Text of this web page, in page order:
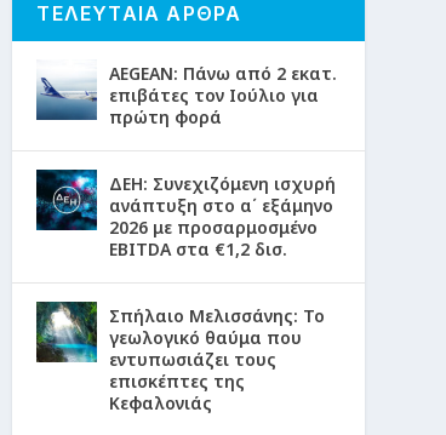
ΤΕΛΕΥΤΑΙΑ ΑΡΘΡΑ
AEGEAN: Πάνω από 2 εκατ.
επιβάτες τον Ιούλιο για
πρώτη φορά
ΔΕΗ: Συνεχιζόμενη ισχυρή
ανάπτυξη στο α΄ εξάμηνο
2026 με προσαρμοσμένο
EBITDA στα €1,2 δισ.
Σπήλαιο Μελισσάνης: Το
γεωλογικό θαύμα που
εντυπωσιάζει τους
επισκέπτες της
Κεφαλονιάς